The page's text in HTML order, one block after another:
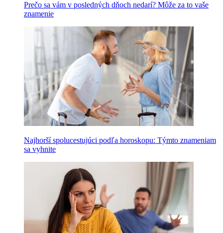
Prečo sa vám v posledných dňoch nedarí? Môže za to vaše
znamenie
Najhorší spolucestujúci podľa horoskopu: Týmto znameniam
sa vyhnite